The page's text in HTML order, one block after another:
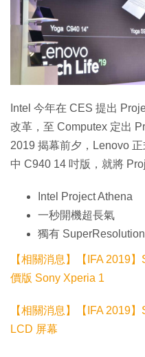
Intel 今年在 CES 提出
改革，至 Computex 定出
2019 揭幕前夕，Lenovo
中 C940 14 吋版，就將
Intel Project Athena
一秒開機超長氣
獨有
【相關消息】【IFA 2019
價版 Sony Xperia 1
【相關消息】【IFA 2019
LCD 屏幕